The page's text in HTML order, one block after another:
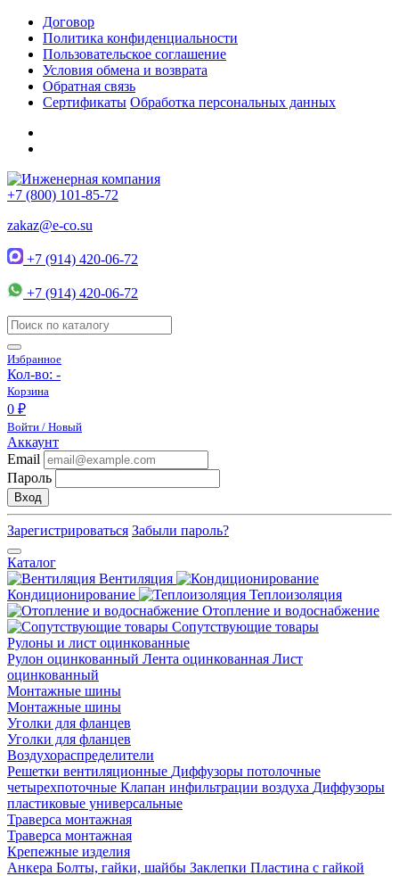
Договор
Политика конфиденциальности
Пользовательское соглашение
Условия обмена и возврата
Обратная связь
Сертификаты Обработка персональных данных
+7 (800) 101-85-72
zakaz@e-co.su
+7 (914) 420-06-72
+7 (914) 420-06-72
Избранное
Кол-во: -
Корзина
0 ₽
Войти / Новый
Аккаунт
Email
Пароль
Вход
Зарегистрироваться Забыли пароль?
Каталог
Вентиляция
Кондиционирование
Теплоизоляция
Отопление и водоснабжение
Сопутствующие товары
Рулоны и лист оцинкованные
Рулон оцинкованный Лента оцинкованная Лист
оцинкованный
Монтажные шины
Монтажные шины
Уголки для фланцев
Уголки для фланцев
Воздухораспределители
Решетки вентиляционные Диффузоры потолочные
четырехпоточные Клапан инфильтрации воздуха Диффузоры
пластиковые универсальные
Траверса монтажная
Траверса монтажная
Крепежные изделия
Анкера Болты, гайки, шайбы Заклепки Пластина с гайкой